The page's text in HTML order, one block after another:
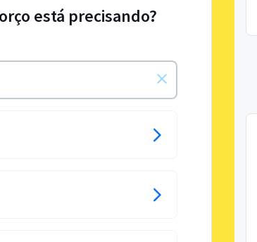
está precisando?